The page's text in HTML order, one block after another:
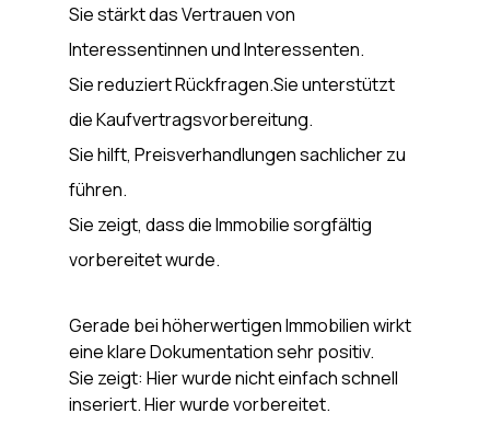
Sie stärkt das Vertrauen von
Interessentinnen und Interessenten.
Sie reduziert Rückfragen.Sie unterstützt
die Kaufvertragsvorbereitung.
Sie hilft, Preisverhandlungen sachlicher zu
führen.
Sie zeigt, dass die Immobilie sorgfältig
vorbereitet wurde.
Gerade bei höherwertigen Immobilien wirkt
eine klare Dokumentation sehr positiv.
Sie zeigt: Hier wurde nicht einfach schnell
inseriert. Hier wurde vorbereitet.